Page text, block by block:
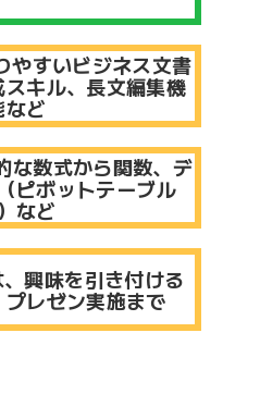
やすいビジネス文書
キル、長文編集機
など
な数式から関数、デ
ピボットテーブル
など
興味を引き付ける
レゼン実施まで